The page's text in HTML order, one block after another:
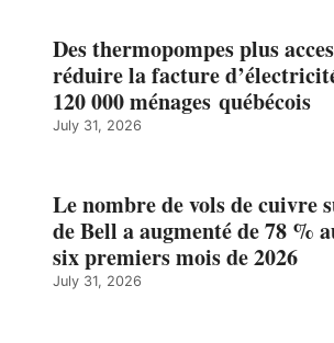
Des thermopompes plus
réduire la facture
120 000 ménages québécois
July 31, 2026
Le nombre de vols de cuivre
de Bell a augmenté de 78 %
six premiers mois de 2026
July 31, 2026